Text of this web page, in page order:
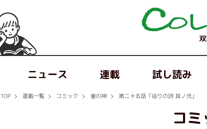
ニュース 連載 試し読み
TOP 連載一覧 コミック 童の神 第二十五話「禱りの詩 其ノ弐」
コミ